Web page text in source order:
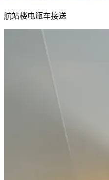
航站楼电瓶车接送